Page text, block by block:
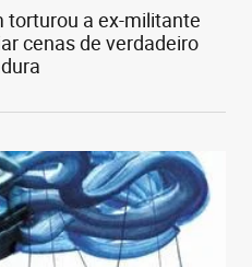
torturou a ex-militante
cenas de verdadeiro